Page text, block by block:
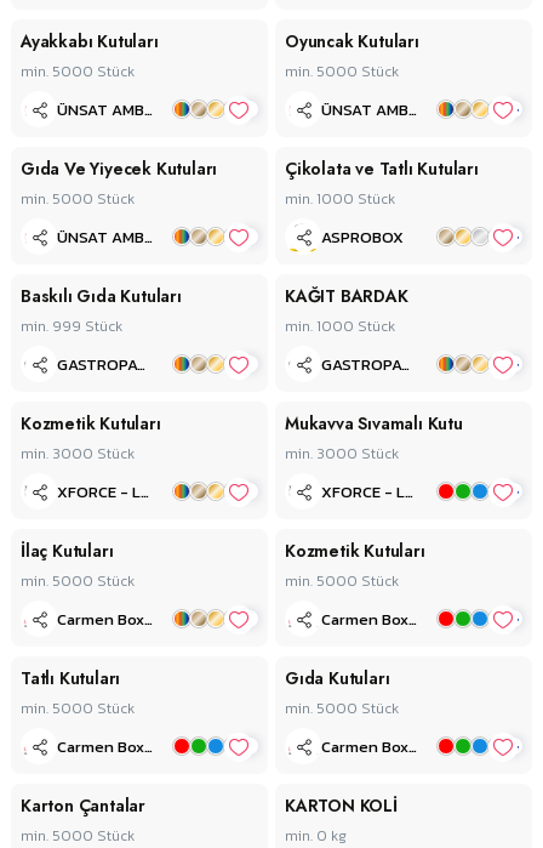
Ayakkabı Kutuları
min. 5000 Stück
ÜNSAT AMBALAJ +
Oyuncak Kutuları
min. 5000 Stück
ÜNSAT AMBALAJ +
Gıda Ve Yiyecek Kutuları
min. 5000 Stück
ÜNSAT AMBALAJ +
Çikolata ve Tatlı Kutuları
min. 1000 Stück
ASPROBOX +
Baskılı Gıda Kutuları
min. 999 Stück
GASTROPACK +
KAĞIT BARDAK
min. 1000 Stück
GASTROPACK +
Kozmetik Kutuları
min. 3000 Stück
XFORCE - Legendary Pack™ +
Mukavva Sıvamalı Kutu
min. 3000 Stück
XFORCE - Legendary Pack™ +
İlaç Kutuları
min. 5000 Stück
Carmen Box & Packaging +
Kozmetik Kutuları
min. 5000 Stück
Carmen Box & Packaging +
Tatlı Kutuları
min. 5000 Stück
Carmen Box & Packaging +
Gıda Kutuları
min. 5000 Stück
Carmen Box & Packaging +
Karton Çantalar
min. 5000 Stück
KARTON KOLİ
min. 0 kg